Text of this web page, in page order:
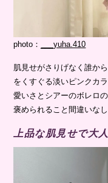
photo： ___yuha.410
肌見せがさりげなく誰か
をくすぐる淡いピンク
愛いさとシアーのボレロ
褒められること間違いな
上品な肌見せで大